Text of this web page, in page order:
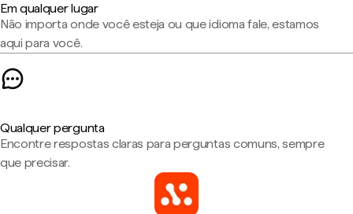
Em qualquer lugar
Não importa onde você esteja ou que idioma fale, estamos
aqui para você.
Qualquer pergunta
Encontre respostas claras para perguntas comuns, sempre
que precisar.